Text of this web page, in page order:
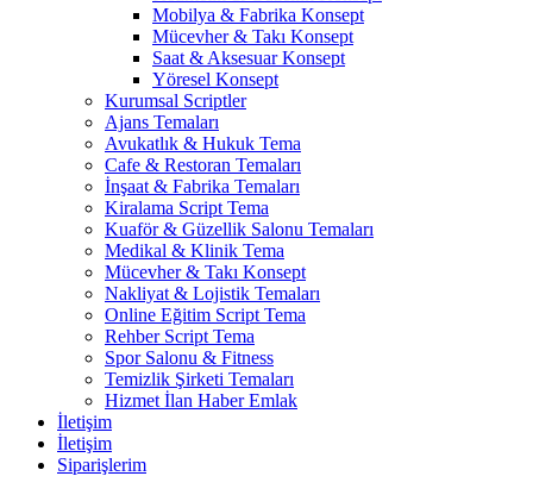
Mobilya & Fabrika Konsept
Mücevher & Takı Konsept
Saat & Aksesuar Konsept
Yöresel Konsept
Kurumsal Scriptler
Ajans Temaları
Avukatlık & Hukuk Tema
Cafe & Restoran Temaları
İnşaat & Fabrika Temaları
Kiralama Script Tema
Kuaför & Güzellik Salonu Temaları
Medikal & Klinik Tema
Mücevher & Takı Konsept
Nakliyat & Lojistik Temaları
Online Eğitim Script Tema
Rehber Script Tema
Spor Salonu & Fitness
Temizlik Şirketi Temaları
Hizmet İlan Haber Emlak
İletişim
İletişim
Siparişlerim